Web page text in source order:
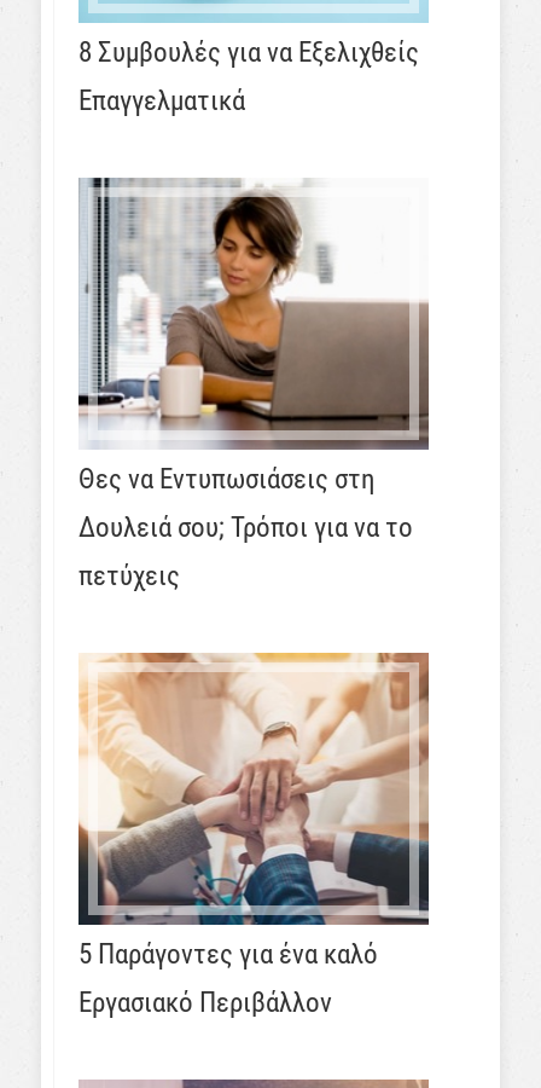
8 Συμβουλές για να Εξελιχθείς
Επαγγελματικά
Θες να Εντυπωσιάσεις στη
Δουλειά σου; Τρόποι για να το
πετύχεις
5 Παράγοντες για ένα καλό
Εργασιακό Περιβάλλον